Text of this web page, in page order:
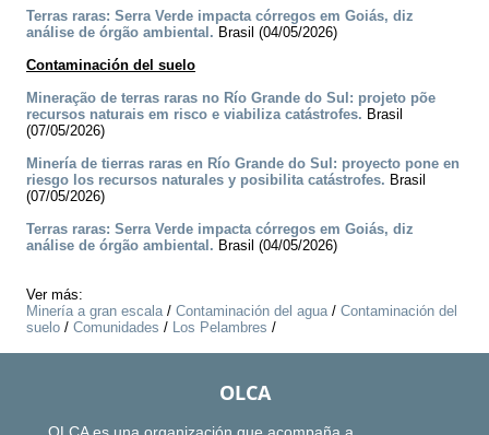
Terras raras: Serra Verde impacta córregos em Goiás, diz
análise de órgão ambiental. Brasil (04/05/2026)
Contaminación del suelo
Mineração de terras raras no Río Grande do Sul: projeto põe
recursos naturais em risco e viabiliza catástrofes. Brasil
(07/05/2026)
Minería de tierras raras en Río Grande do Sul: proyecto pone en
riesgo los recursos naturales y posibilita catástrofes. Brasil
(07/05/2026)
Terras raras: Serra Verde impacta córregos em Goiás, diz
análise de órgão ambiental. Brasil (04/05/2026)
Ver más:
Minería a gran escala/ Contaminación del agua/ Contaminación del
suelo / Comunidades / Los Pelambres /
OLCA